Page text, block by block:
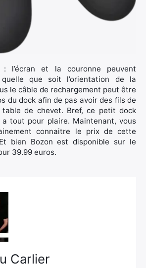
l’écran et la couronne peuvent
que soit l’orientation de la
le câble de rechargement peut être
du dock afin de pas avoir des fils de
de chevet. Bref, ce petit dock
a tout pour plaire. Maintenant, vous
connaitre le prix de cette
bien Bozon est disponible sur le
39.99 euros.
Carlier